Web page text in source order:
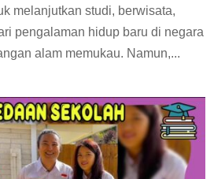
melanjutkan studi, berwisata,
pengalaman hidup baru di negara
alam memukau. Namun,...